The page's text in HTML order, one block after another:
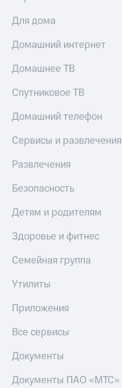
Для дома
Домашний интернет
Домашнее ТВ
Спутниковое ТВ
Домашний телефон
Сервисы и развлечения
Развлечения
Безопасность
Детям и родителям
Здоровье и фитнес
Семейная группа
Утилиты
Приложения
Все сервисы
Документы
Документы ПАО «МТС»